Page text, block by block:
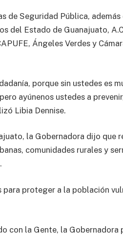
de Seguridad Pública, además
del Estado de Guanajuato,
Ángeles Verdes y
porque sin ustedes es
ayúnenos ustedes a
Libia Dennise.
la Gobernadora dijo que
comunidades rurales y
proteger a la población
con la Gente, la Gobernadora